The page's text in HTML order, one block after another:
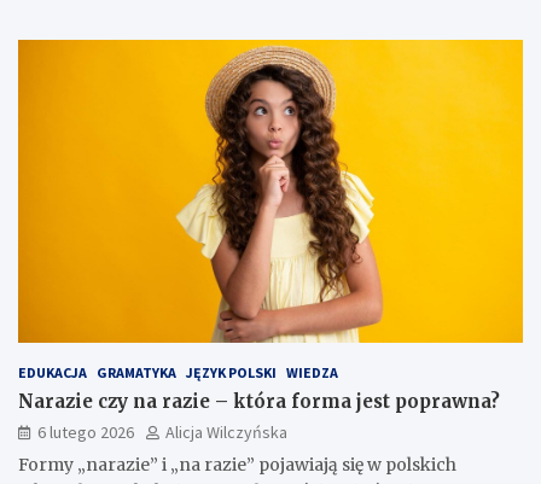
EDUKACJA GRAMATYKA JĘZYK POLSKI WIEDZA
Narazie czy na razie – która forma jest poprawna?
6 lutego 2026
Alicja Wilczyńska
Formy „narazie” i „na razie” pojawiają się w polskich